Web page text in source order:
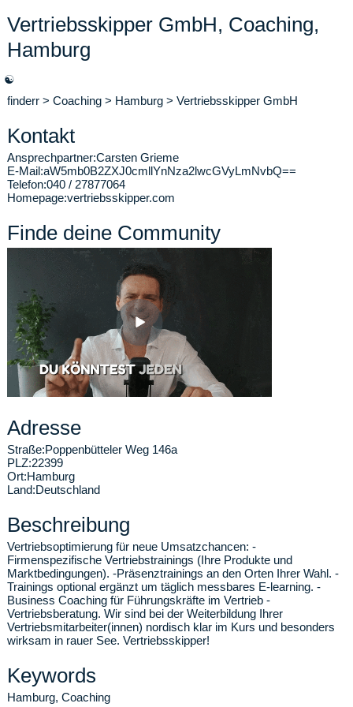
Vertriebsskipper GmbH, Coaching,
Hamburg
☯
finderr > Coaching > Hamburg > Vertriebsskipper GmbH
Kontakt
Ansprechpartner:Carsten Grieme
E-Mail:aW5mb0B2ZXJ0cmllYnNza2lwcGVyLmNvbQ==
Telefon:040 / 27877064
Homepage:vertriebsskipper.com
Finde deine Community
Adresse
Straße:Poppenbütteler Weg 146a
PLZ:22399
Ort:Hamburg
Land:Deutschland
Beschreibung
Vertriebsoptimierung für neue Umsatzchancen: -
Firmenspezifische Vertriebstrainings (Ihre Produkte und
Marktbedingungen). -Präsenztrainings an den Orten Ihrer Wahl. -
Trainings optional ergänzt um täglich messbares E-learning. -
Business Coaching für Führungskräfte im Vertrieb -
Vertriebsberatung. Wir sind bei der Weiterbildung Ihrer
Vertriebsmitarbeiter(innen) nordisch klar im Kurs und besonders
wirksam in rauer See. Vertriebsskipper!
Keywords
Hamburg, Coaching